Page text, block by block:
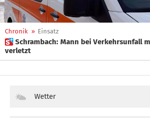
Chronik » Einsatz
 Schrambach: Mann bei Verkehrsunfall mittelschwer
verletzt
Wetter